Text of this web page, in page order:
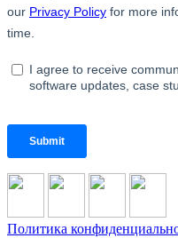
Политика